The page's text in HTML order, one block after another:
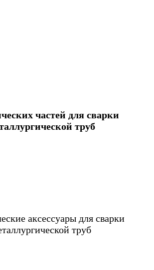
частей для сварки
труб
аксессуары для сварки
труб